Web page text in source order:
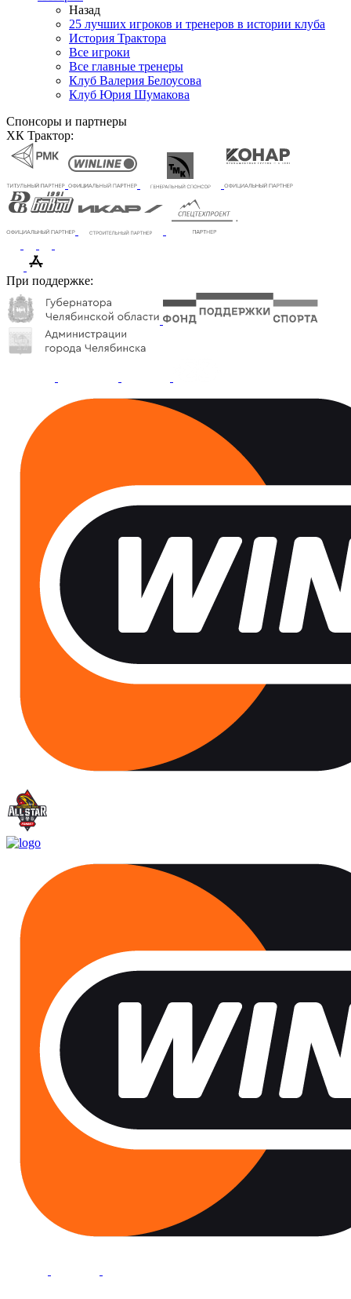
Назад
25 лучших игроков и тренеров в истории клуба
История Трактора
Все игроки
Все главные тренеры
Клуб Валерия Белоусова
Клуб Юрия Шумакова
Спонсоры и партнеры
ХК Трактор:
При поддержке: